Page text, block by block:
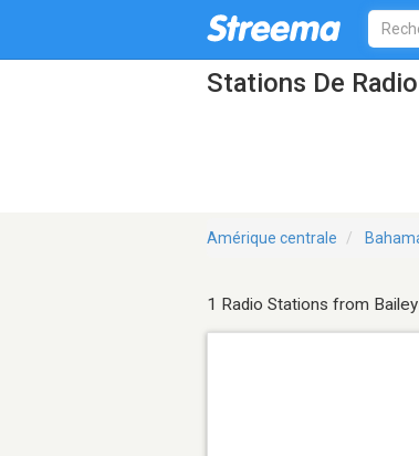
Stations De
Amérique centrale
1 Radio Stations from